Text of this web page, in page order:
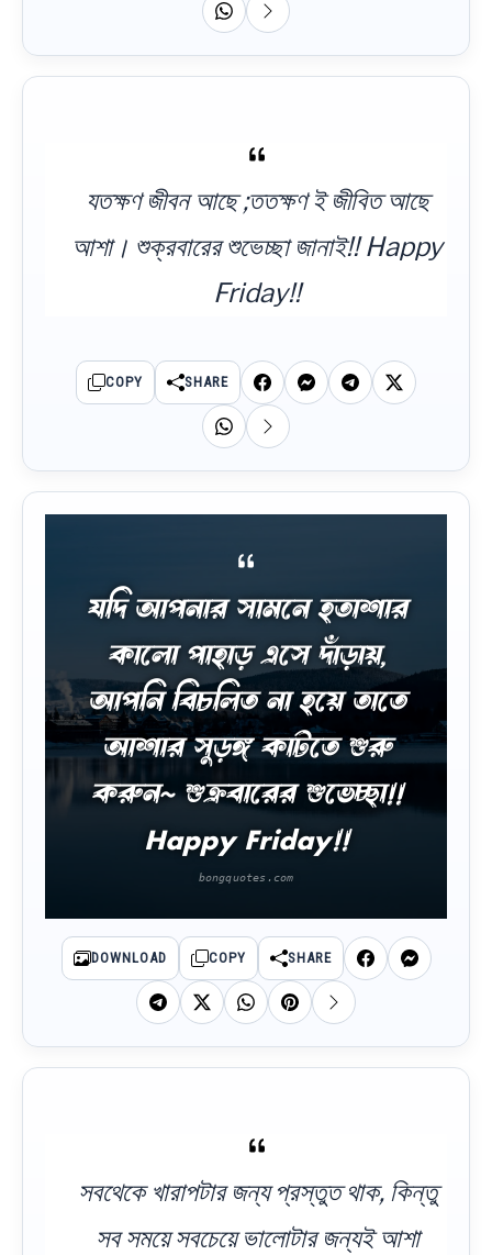
যতক্ষণ জীবন আছে ;ততক্ষণ ই জীবিত আছে
আশা। শুক্রবারের শুভেচ্ছা জানাই!! Happy
Friday!!
COPY SHARE
যদি আপনার সামনে হতাশার
কালো পাহাড় এসে দাঁড়ায়,
আপনি বিচলিত না হয়ে তাতে
আশার সুড়ঙ্গ কাটতে শুরু
করুন~ শুক্রবারের শুভেচ্ছা!!
Happy Friday!!
DOWNLOAD COPY SHARE
সবথেকে খারাপটার জন্য প্রস্তুত থাক, কিন্তু
সব সময়ে সবচেয়ে ভালোটার জন্যই আশা